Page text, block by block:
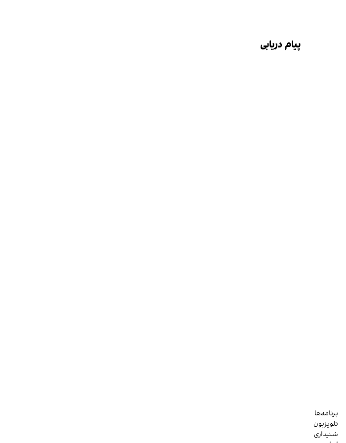
پیام دریابی
برنامه‌ها
تلویزیون
شنیداری